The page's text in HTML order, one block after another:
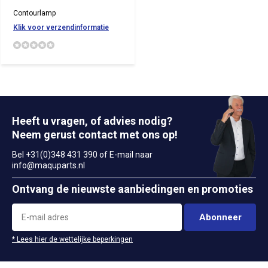
Contourlamp
Klik voor verzendinformatie
Heeft u vragen, of advies nodig?
Neem gerust contact met ons op!
Bel +31(0)348 431 390 of E-mail naar
info@maquparts.nl
Ontvang de nieuwste aanbiedingen en promoties
Abonneer
* Lees hier de wettelijke beperkingen